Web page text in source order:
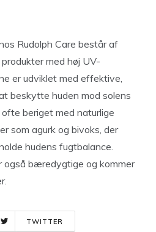
Rudolph Care består af
med høj UV-
er udviklet med effektive,
beskytte huden mod solens
beriget med naturlige
som agurk og bivoks, der
hudens fugtbalance.
også bæredygtige og kommer
TWITTER